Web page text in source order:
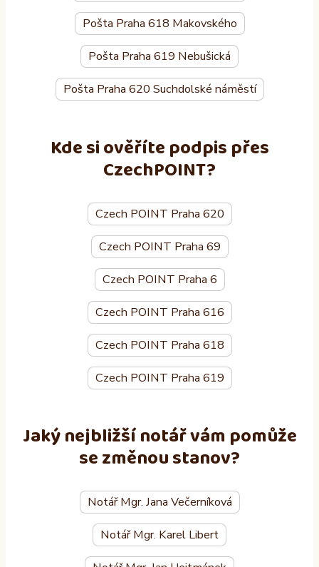
Pošta Praha 618 Makovského
Pošta Praha 619 Nebušická
Pošta Praha 620 Suchdolské náměstí
Kde si ověříte podpis přes
CzechPOINT?
Czech POINT Praha 620
Czech POINT Praha 69
Czech POINT Praha 6
Czech POINT Praha 616
Czech POINT Praha 618
Czech POINT Praha 619
Jaký nejbližší notář vám pomůže
se změnou stanov?
Notář Mgr. Jana Večerníková
Notář Mgr. Karel Libert